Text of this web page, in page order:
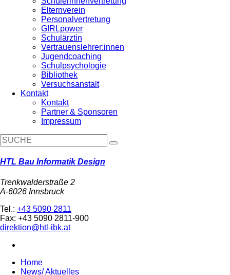
Elternverein
Personalvertretung
G!RLpower
Schulärztin
Vertrauenslehrer:innen
Jugendcoaching
Schulpsychologie
Bibliothek
Versuchsanstalt
Kontakt
Kontakt
Partner & Sponsoren
Impressum
HTL Bau Informatik Design
Trenkwalderstraße 2
A-6026 Innsbruck
Tel.: +43 5090 2811
Fax: +43 5090 2811-900
direktion@htl-ibk.at
Home
News/ Aktuelles